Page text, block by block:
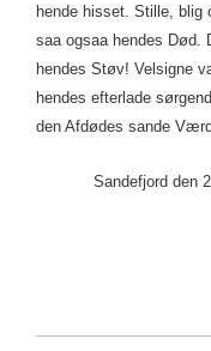
hende hisset. Stille, blig
saa ogsaa hendes Død.
hendes Støv! Velsigne
hendes efterlade
den Afdødes sande
Sandefjord